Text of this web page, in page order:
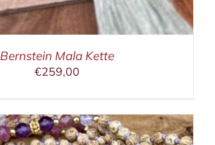
Bernstein Mala Kette
€259,00